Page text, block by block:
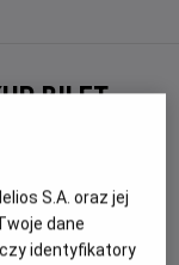
BILET
do
S.A. oraz jej
dane
identyfikatory